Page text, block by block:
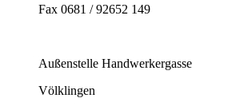
Fax 0681 / 92652 149
Außenstelle Handwerkergasse
Völklingen